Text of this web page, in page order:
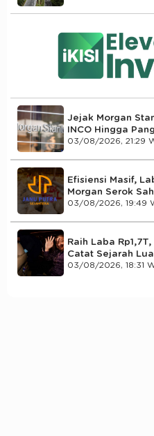
Jejak Morgan
INCO Hingga
03/08/2026, 21:29
Efisiensi Masif,
Morgan Serok
03/08/2026, 19:49
Raih Laba
Catat Sejarah
03/08/2026, 18:31